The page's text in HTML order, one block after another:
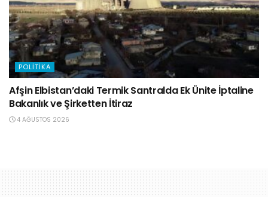
POLITIKA
Afşin Elbistan’daki Termik Santralda Ek Ünite İptaline
Bakanlık ve Şirketten İtiraz
4 AĞUSTOS 2026